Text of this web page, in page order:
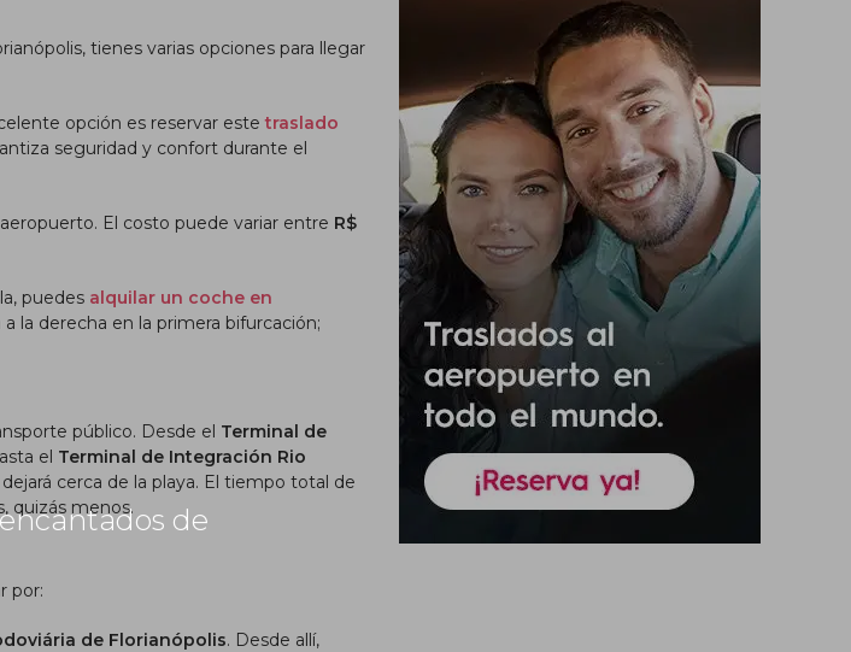
tienes varias opciones para llegar
opción es reservar estetraslado
seguridad y confort durante el
El costo puede variar entre R$
puedes alquilar un coche en
a la derecha en la primera bifurcación;
público. Desde el Terminal de
el Terminal de Integración Rio
cerca de la playa. El tiempo total de
quizás menos.
por:
de Florianópolis. Desde allí,
de